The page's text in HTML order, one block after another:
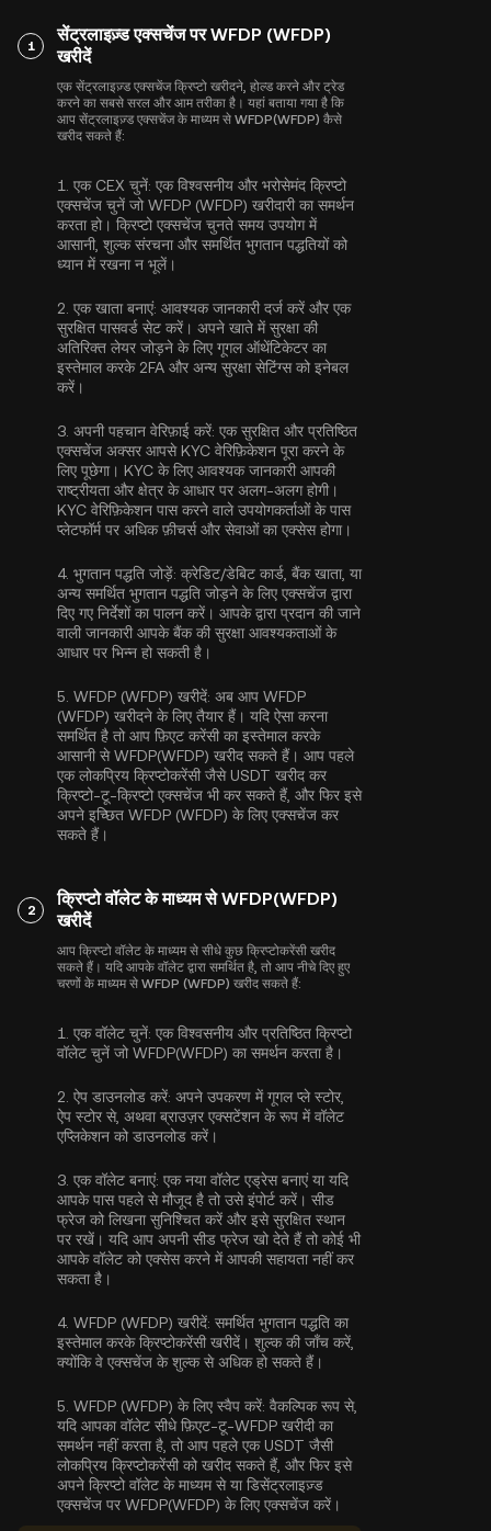
1
सेंट्रलाइज़्ड एक्सचेंज पर WFDP (WFDP)
खरीदें
एक सेंट्रलाइज़्ड एक्सचेंज क्रिप्टो खरीदने, होल्ड करने और ट्रेड
करने का सबसे सरल और आम तरीका है। यहां बताया गया है कि
आप सेंट्रलाइज़्ड एक्सचेंज के माध्यम से WFDP(WFDP) कैसे
खरीद सकते हैं:
1. एक CEX चुनें: एक विश्वसनीय और भरोसेमंद क्रिप्टो
एक्सचेंज चुनें जो WFDP (WFDP) खरीदारी का समर्थन
करता हो। क्रिप्टो एक्सचेंज चुनते समय उपयोग में
आसानी, शुल्क संरचना और समर्थित भुगतान पद्धतियों को
ध्यान में रखना न भूलें।
2. एक खाता बनाएं: आवश्यक जानकारी दर्ज करें और एक
सुरक्षित पासवर्ड सेट करें। अपने खाते में सुरक्षा की
अतिरिक्त लेयर जोड़ने के लिए गूगल ऑथेंटिकेटर का
इस्तेमाल करके 2FA और अन्य सुरक्षा सेटिंग्स को इनेबल
करें।
3. अपनी पहचान वेरिफ़ाई करें: एक सुरक्षित और प्रतिष्ठित
एक्सचेंज अक्सर आपसेKYC वेरिफ़िकेशन पूरा करने के
लिए पूछेगा। KYC के लिए आवश्यक जानकारी आपकी
राष्ट्रीयता और क्षेत्र के आधार पर अलग-अलग होगी।
KYC वेरिफ़िकेशन पास करने वाले उपयोगकर्ताओं के पास
प्लेटफॉर्म पर अधिक फ़ीचर्स और सेवाओं का एक्सेस होगा।
4. भुगतान पद्धति जोड़ें: क्रेडिट/डेबिट कार्ड, बैंक खाता, या
अन्य समर्थित भुगतान पद्धति जोड़ने के लिए एक्सचेंज द्वारा
दिए गए निर्देशों का पालन करें। आपके द्वारा प्रदान की जाने
वाली जानकारी आपके बैंक की सुरक्षा आवश्यकताओं के
आधार पर भिन्न हो सकती है।
5. WFDP (WFDP) खरीदें: अब आप WFDP
(WFDP) खरीदने के लिए तैयार हैं। यदि ऐसा करना
समर्थित है तो आप फ़िएट करेंसी का इस्तेमाल करके
आसानी से WFDP(WFDP) खरीद सकते हैं। आप पहले
एक लोकप्रिय क्रिप्टोकरेंसी जैसेUSDT खरीद कर
क्रिप्टो-टू-क्रिप्टो एक्सचेंज भी कर सकते हैं, और फिर इसे
अपने इच्छित WFDP (WFDP) के लिए एक्सचेंज कर
सकते हैं।
2
क्रिप्टो वॉलेट के माध्यम से WFDP(WFDP)
खरीदें
आप क्रिप्टो वॉलेट के माध्यम से सीधे कुछ क्रिप्टोकरेंसी खरीद
सकते हैं। यदि आपके वॉलेट द्वारा समर्थित है, तो आप नीचे दिए हुए
चरणों के माध्यम से WFDP (WFDP) खरीद सकते हैं:
1. एक वॉलेट चुनें: एक विश्वसनीय और प्रतिष्ठित क्रिप्टो
वॉलेट चुनें जो WFDP(WFDP) का समर्थन करता है।
2. ऐप डाउनलोड करें: अपने उपकरण में गूगल प्ले स्टोर,
ऐप स्टोर से, अथवा ब्राउज़र एक्सटेंशन के रूप में वॉलेट
एप्लिकेशन को डाउनलोड करें।
3. एक वॉलेट बनाएं: एक नया वॉलेट एड्रेस बनाएं या यदि
आपके पास पहले से मौजूद है तो उसे इंपोर्ट करें। सीड
फ्रेज को लिखना सुनिश्चित करें और इसे सुरक्षित स्थान
पर रखें। यदि आप अपनी सीड फ्रेज खो देते हैं तो कोई भी
आपके वॉलेट को एक्सेस करने में आपकी सहायता नहीं कर
सकता है।
4. WFDP (WFDP) खरीदें: समर्थित भुगतान पद्धति का
इस्तेमाल करके क्रिप्टोकरेंसी खरीदें। शुल्क की जाँच करें,
क्योंकि वे एक्सचेंज के शुल्क से अधिक हो सकते हैं।
5. WFDP (WFDP) के लिए स्वैप करें: वैकल्पिक रूप से,
यदि आपका वॉलेट सीधे फ़िएट-टू-WFDP खरीदी का
समर्थन नहीं करता है, तो आप पहले एक USDT जैसी
लोकप्रिय क्रिप्टोकरेंसी को खरीद सकते हैं, और फिर इसे
अपने क्रिप्टो वॉलेट के माध्यम से या डिसेंट्रलाइज़्ड
एक्सचेंज पर WFDP(WFDP) के लिए एक्सचेंज करें।